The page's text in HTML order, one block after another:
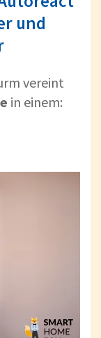
und
vereint
in einem: